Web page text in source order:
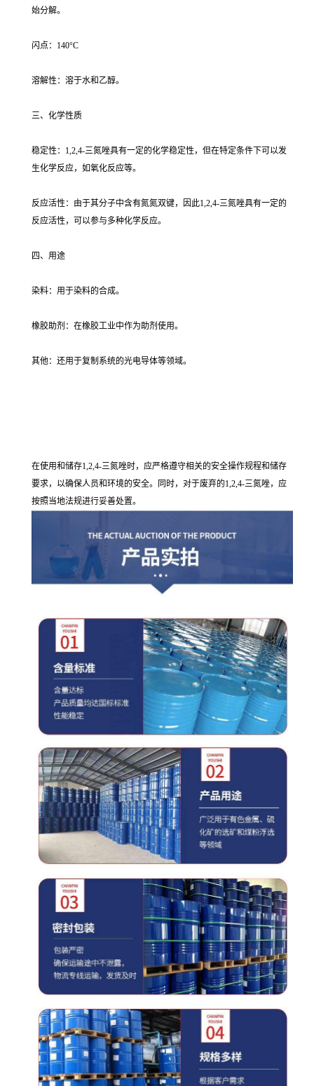
始分解。
闪点：140°C
溶解性：溶于水和乙醇。
三、化学性质
稳定性：1,2,4-三氮唑具有一定的化学稳定性，但在特定条件下可以发
生化学反应，如氧化反应等。
反应活性：由于其分子中含有氮氮双键，因此1,2,4-三氮唑具有一定的
反应活性，可以参与多种化学反应。
四、用途
染料：用于染料的合成。
橡胶助剂：在橡胶工业中作为助剂使用。
其他：还用于复制系统的光电导体等领域。
在使用和储存1,2,4-三氮唑时，应严格遵守相关的安全操作规程和储存
要求，以确保人员和环境的安全。同时，对于废弃的1,2,4-三氮唑，应
按照当地法规进行妥善处置。